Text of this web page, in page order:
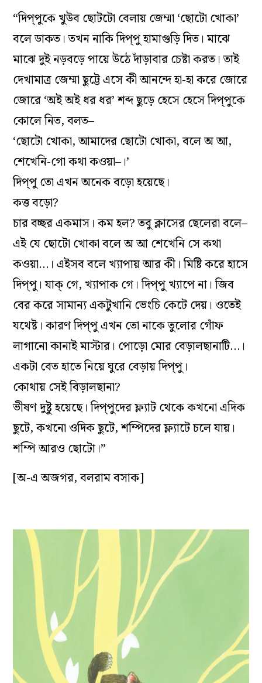
“দিপ্‌পুকে খুউব ছোটটো বেলায় জেম্মা ‘ছোটো খোকা’
বলে ডাকত। তখন নাকি দিপ্‌পু হামাগুড়ি দিত। মাঝে
মাঝে দুই নড়বড়ে পায়ে উঠে দাঁড়াবার চেষ্টা করত। তাই
দেখামাত্র জেম্মা ছুট্টে এসে কী আনন্দে হা-হা করে জোরে
জোরে ‘অই অই ধর ধর’ শব্দ ছুড়ে হেসে হেসে দিপ্‌পুকে
কোলে নিত, বলত–
‘ছোটো খোকা, আমাদের ছোটো খোকা, বলে অ আ,
শেখেনি-গো কথা কওয়া–।’
দিপ্‌পু তো এখন অনেক বড়ো হয়েছে।
কত্ত বড়ো?
চার বচ্ছর একমাস। কম হল? তবু ক্লাসের ছেলেরা বলে–
এই যে ছোটো খোকা বলে অ আ শেখেনি সে কথা
কওয়া…। এইসব বলে খ্যাপায় আর কী। মিষ্টি করে হাসে
দিপ্‌পু। যাক্ গে, খ্যাপাক গে। দিপ্‌পু খ্যাপে না। জিব
বের করে সামান্য একটুখানি ভেংচি কেটে দেয়। ওতেই
যথেষ্ট। কারণ দিপ্‌পু এখন তো নাকে তুলোর গোঁফ
লাগানো কানাই মাস্টার। পোড়ো মোর বেড়ালছানাটি…।
একটা বেত হাতে নিয়ে ঘুরে বেড়ায় দিপ্‌পু।
কোথায় সেই বিড়ালছানা?
ভীষণ দুষ্টু হয়েছে। দিপ্‌পুদের ফ্ল্যাট থেকে কখনো এদিক
ছুটে, কখনো ওদিক ছুটে, শম্পিদের ফ্ল্যাটে চলে যায়।
শম্পি আরও ছোটো।”
[অ-এ অজগর, বলরাম বসাক]